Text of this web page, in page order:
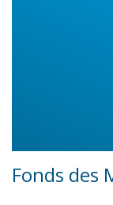
Fonds des